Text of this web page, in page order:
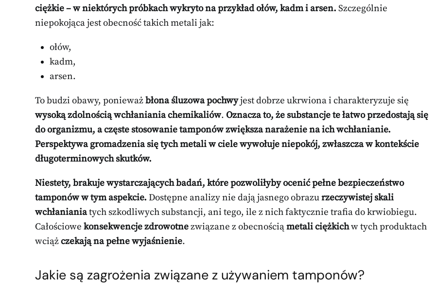
ciężkie – w niektórych próbkach wykryto na przykład ołów, kadm i arsen. Szczególnie
niepokojąca jest obecność takich metali jak:
ołów,
kadm,
arsen.
To budzi obawy, ponieważbłona śluzowa pochwyjest dobrze ukrwiona i charakteryzuje się
wysoką zdolnością wchłaniania chemikaliów. Oznacza to, że substancje te łatwo przedostają się
do organizmu, a częste stosowanie tamponów zwiększa narażenie na ich wchłanianie.
Perspektywa gromadzenia się tych metali w ciele wywołuje niepokój, zwłaszcza w kontekście
długoterminowych skutków.
Niestety, brakuje wystarczających badań, które pozwoliłyby ocenić pełne bezpieczeństwo
tamponów w tym aspekcie. Dostępne analizy nie dają jasnego obrazurzeczywistej skali
wchłanianiatych szkodliwych substancji, ani tego, ile z nich faktycznie trafia do krwiobiegu.
Całościowe konsekwencje zdrowotnezwiązane z obecnościąmetali ciężkichw tych produktach
wciążczekają na pełne wyjaśnienie.
Jakie są zagrożenia związane z używaniem tamponów?